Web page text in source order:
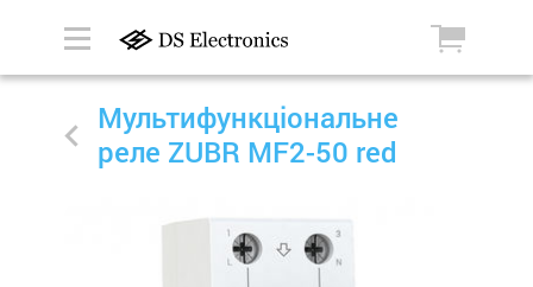
Мультифункціональне
реле ZUBR MF2-50 red